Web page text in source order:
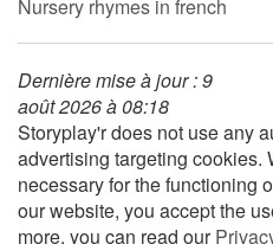
Nursery rhymes in french
Dernière mise à jour : 9
août 2026 à 08:18
Storyplay'r does not use any
advertising targeting cookies.
necessary for the functioning
our website, you accept the
more, you can read our